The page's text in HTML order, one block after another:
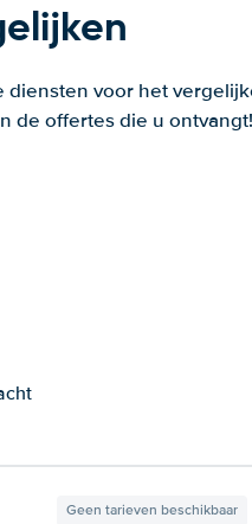
voor het
de offertes die u ontvangt!
Geen tarieven beschikbaar